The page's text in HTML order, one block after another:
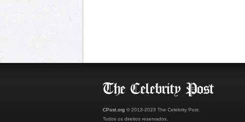
CPost.org © 2013-2023 The Celebrity Post.
Todos os direitos reservados.